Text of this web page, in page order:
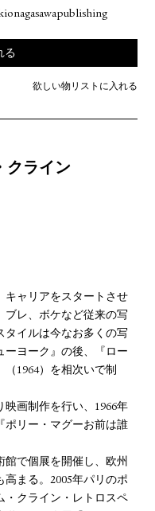
る
欲しい物リストに入れる
クライン
キャリアをスタートさせ
ブレ、ボケなど従来の写
タイルは今なお多くの写
ーヨーク』の後、『ロー
（1964）を相次いで制
映画制作を行い、1966年
ポリー・マグーお前は誰
館で個展を開催し、欧州
まる。2005年パリのポ
・クライン・レトロスペ